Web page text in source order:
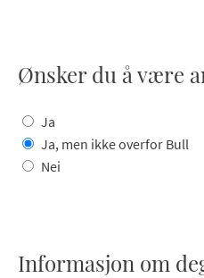
Ønsker du å være
Ja
Ja, men ikke overfor Bull
Nei
Informasjon om